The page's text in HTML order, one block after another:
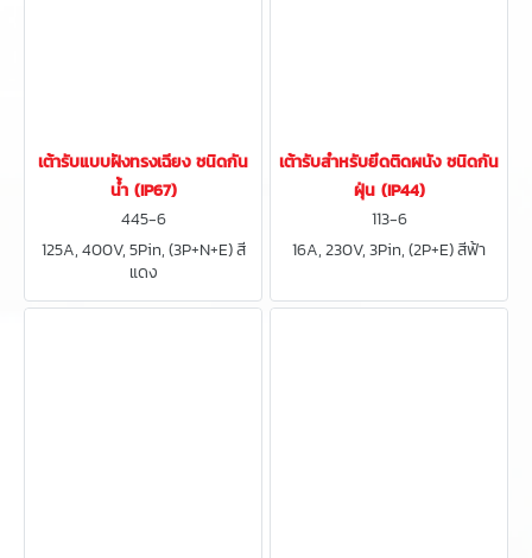
เต้ารับแบบฝังทรงเฉียง ชนิดกัน
น้ำ (IP67)
445-6
125A, 400V, 5Pin, (3P+N+E) สี
แดง
เต้ารับสำหรับยึดติดผนัง ชนิดกัน
ฝุ่น (IP44)
113-6
16A, 230V, 3Pin, (2P+E) สีฟ้า